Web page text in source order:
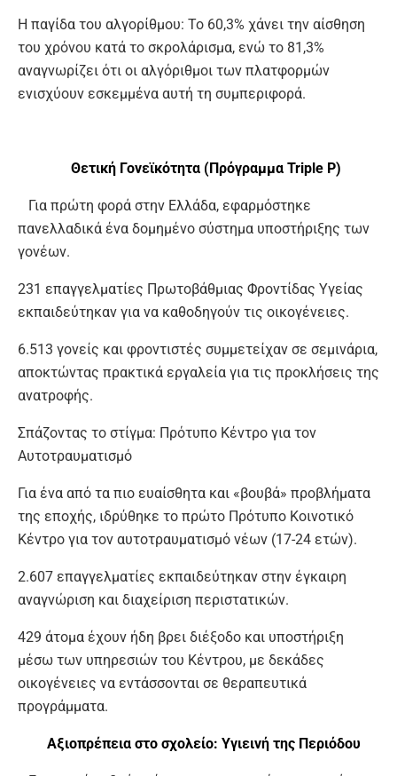
Η παγίδα του αλγορίθμου: Το 60,3% χάνει την αίσθηση
του χρόνου κατά το σκρολάρισμα, ενώ το 81,3%
αναγνωρίζει ότι οι αλγόριθμοι των πλατφορμών
ενισχύουν εσκεμμένα αυτή τη συμπεριφορά.
Θετική Γονεϊκότητα (Πρόγραμμα Triple P)
Για πρώτη φορά στην Ελλάδα, εφαρμόστηκε
πανελλαδικά ένα δομημένο σύστημα υποστήριξης των
γονέων.
231 επαγγελματίες Πρωτοβάθμιας Φροντίδας Υγείας
εκπαιδεύτηκαν για να καθοδηγούν τις οικογένειες.
6.513 γονείς και φροντιστές συμμετείχαν σε σεμινάρια,
αποκτώντας πρακτικά εργαλεία για τις προκλήσεις της
ανατροφής.
Σπάζοντας το στίγμα: Πρότυπο Κέντρο για τον
Αυτοτραυματισμό
Για ένα από τα πιο ευαίσθητα και «βουβά» προβλήματα
της εποχής, ιδρύθηκε το πρώτο Πρότυπο Κοινοτικό
Κέντρο για τον αυτοτραυματισμό νέων (17-24 ετών).
2.607 επαγγελματίες εκπαιδεύτηκαν στην έγκαιρη
αναγνώριση και διαχείριση περιστατικών.
429 άτομα έχουν ήδη βρει διέξοδο και υποστήριξη
μέσω των υπηρεσιών του Κέντρου, με δεκάδες
οικογένειες να εντάσσονται σε θεραπευτικά
προγράμματα.
Αξιοπρέπεια στο σχολείο: Υγιεινή της Περιόδου